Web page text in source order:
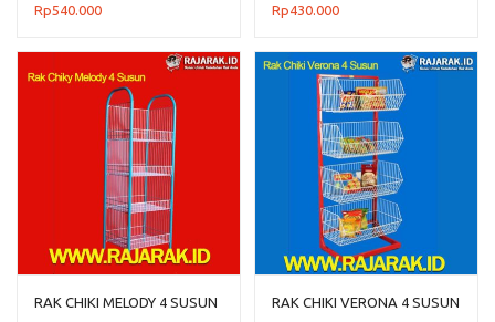
Rp540.000 Rp430.000
RAK CHIKI MELODY 4 SUSUN RAK CHIKI VERONA 4 SUSUN